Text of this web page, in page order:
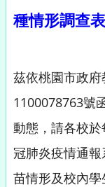
種情形調查
茲依桃園市政
1100078763號
動態，請各校
冠肺炎疫情通
苗情形及校內學